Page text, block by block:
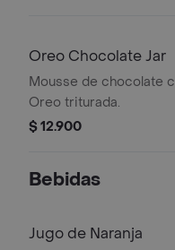
Oreo Chocolate Jar
Mousse de chocolate
Oreo triturada.
$ 12.900
Bebidas
Jugo de Naranja